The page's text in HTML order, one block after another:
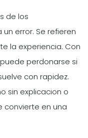
de los
error. Se refieren
la experiencia. Con
perdonarse si
con rapidez.
sin explicacion o
convierte en una